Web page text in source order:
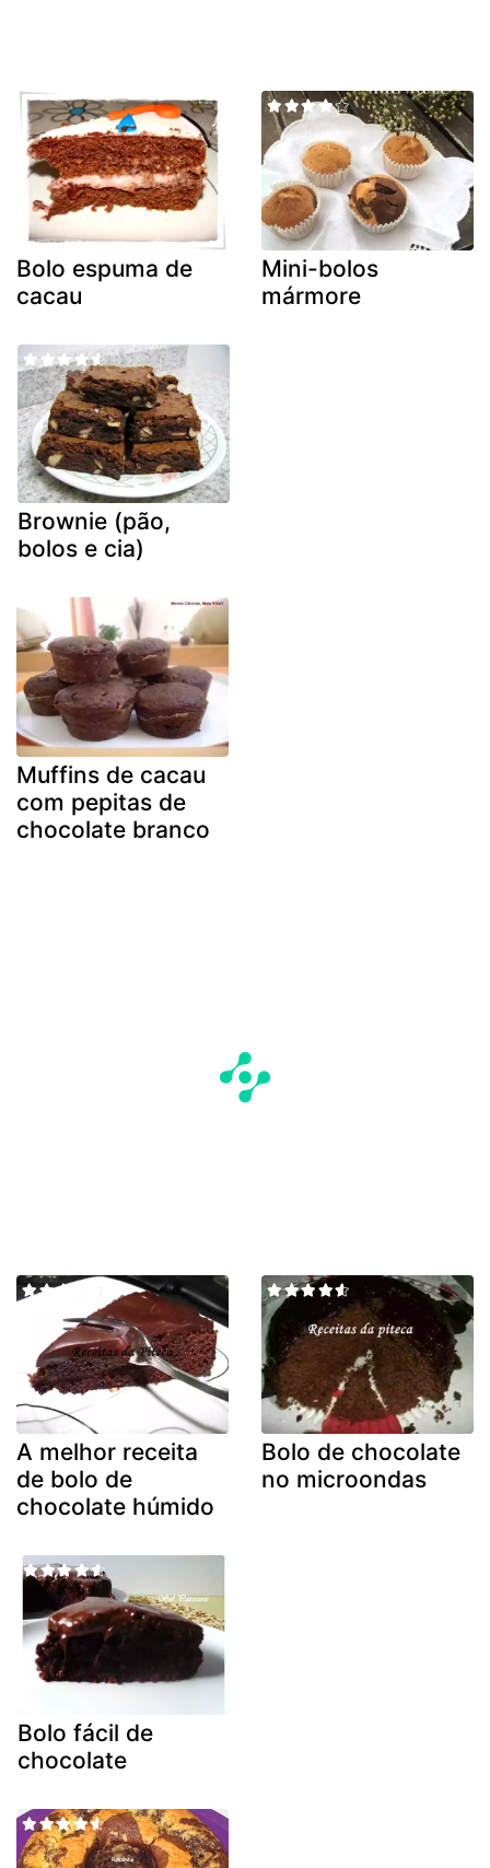
Bolo espuma de
cacau
Mini-bolos
mármore
Brownie (pão,
bolos e cia)
Muffins de cacau
com pepitas de
chocolate branco
A melhor receita
de bolo de
chocolate húmido
Bolo de chocolate
no microondas
Bolo fácil de
chocolate